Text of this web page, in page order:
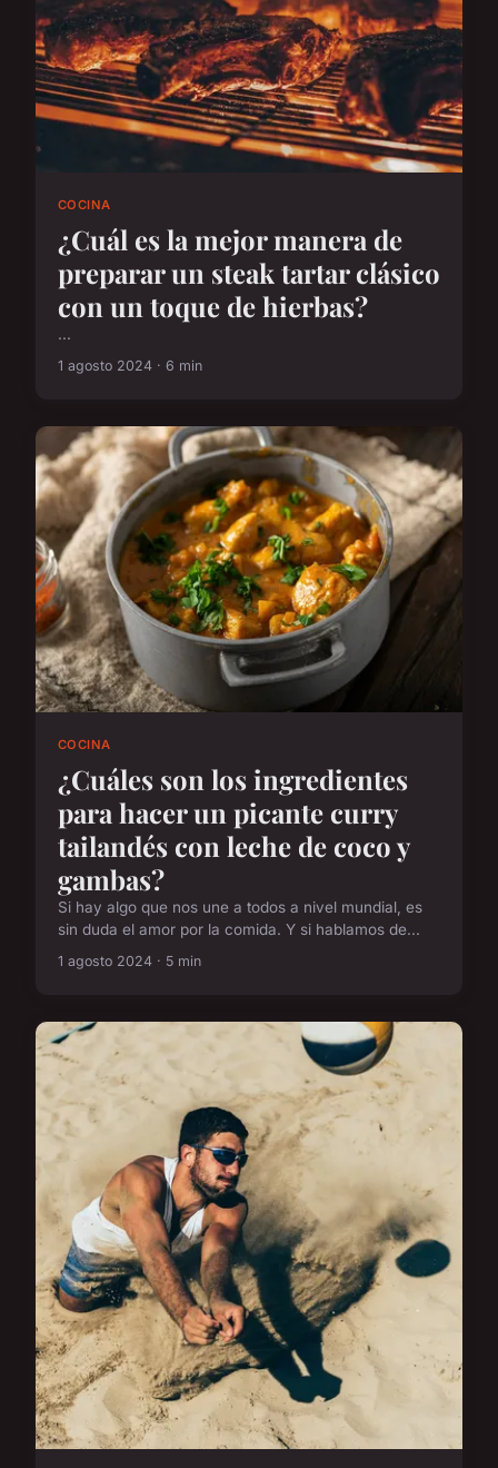
COCINA
¿Cuál es la mejor manera de
preparar un steak tartar clásico
con un toque de hierbas?
...
1 agosto 2024 · 6 min
COCINA
¿Cuáles son los ingredientes
para hacer un picante curry
tailandés con leche de coco y
gambas?
Si hay algo que nos une a todos a nivel mundial, es
sin duda el amor por la comida. Y si hablamos de...
1 agosto 2024 · 5 min